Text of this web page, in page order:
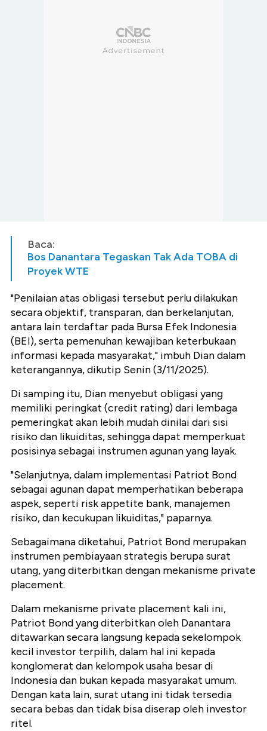
Baca:
Bos Danantara Tegaskan Tak Ada TOBA di
Proyek WTE
"Penilaian atas obligasi tersebut perlu dilakukan
secara objektif, transparan, dan berkelanjutan,
antara lain terdaftar pada Bursa Efek Indonesia
(BEI), serta pemenuhan kewajiban keterbukaan
informasi kepada masyarakat," imbuh Dian dalam
keterangannya, dikutip Senin (3/11/2025).
Di samping itu, Dian menyebut obligasi yang
memiliki peringkat (credit rating) dari lembaga
pemeringkat akan lebih mudah dinilai dari sisi
risiko dan likuiditas, sehingga dapat memperkuat
posisinya sebagai instrumen agunan yang layak.
"Selanjutnya, dalam implementasi Patriot Bond
sebagai agunan dapat memperhatikan beberapa
aspek, seperti risk appetite bank, manajemen
risiko, dan kecukupan likuiditas," paparnya.
Sebagaimana diketahui, Patriot Bond merupakan
instrumen pembiayaan strategis berupa surat
utang, yang diterbitkan dengan mekanisme private
placement.
Dalam mekanisme private placement kali ini,
Patriot Bond yang diterbitkan oleh Danantara
ditawarkan secara langsung kepada sekelompok
kecil investor terpilih, dalam hal ini kepada
konglomerat dan kelompok usaha besar di
Indonesia dan bukan kepada masyarakat umum.
Dengan kata lain, surat utang ini tidak tersedia
secara bebas dan tidak bisa diserap oleh investor
ritel.